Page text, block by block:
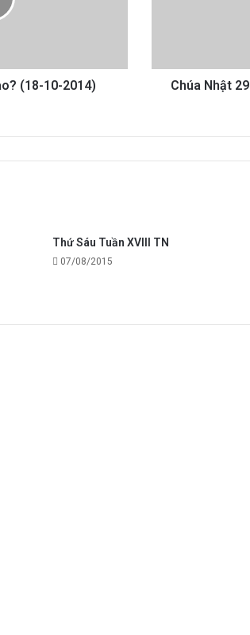
(18-10-2014)
Truyền
GiáoChúa Nhật
Thứ Sáu Tuần XVIII TN
07/08/2015